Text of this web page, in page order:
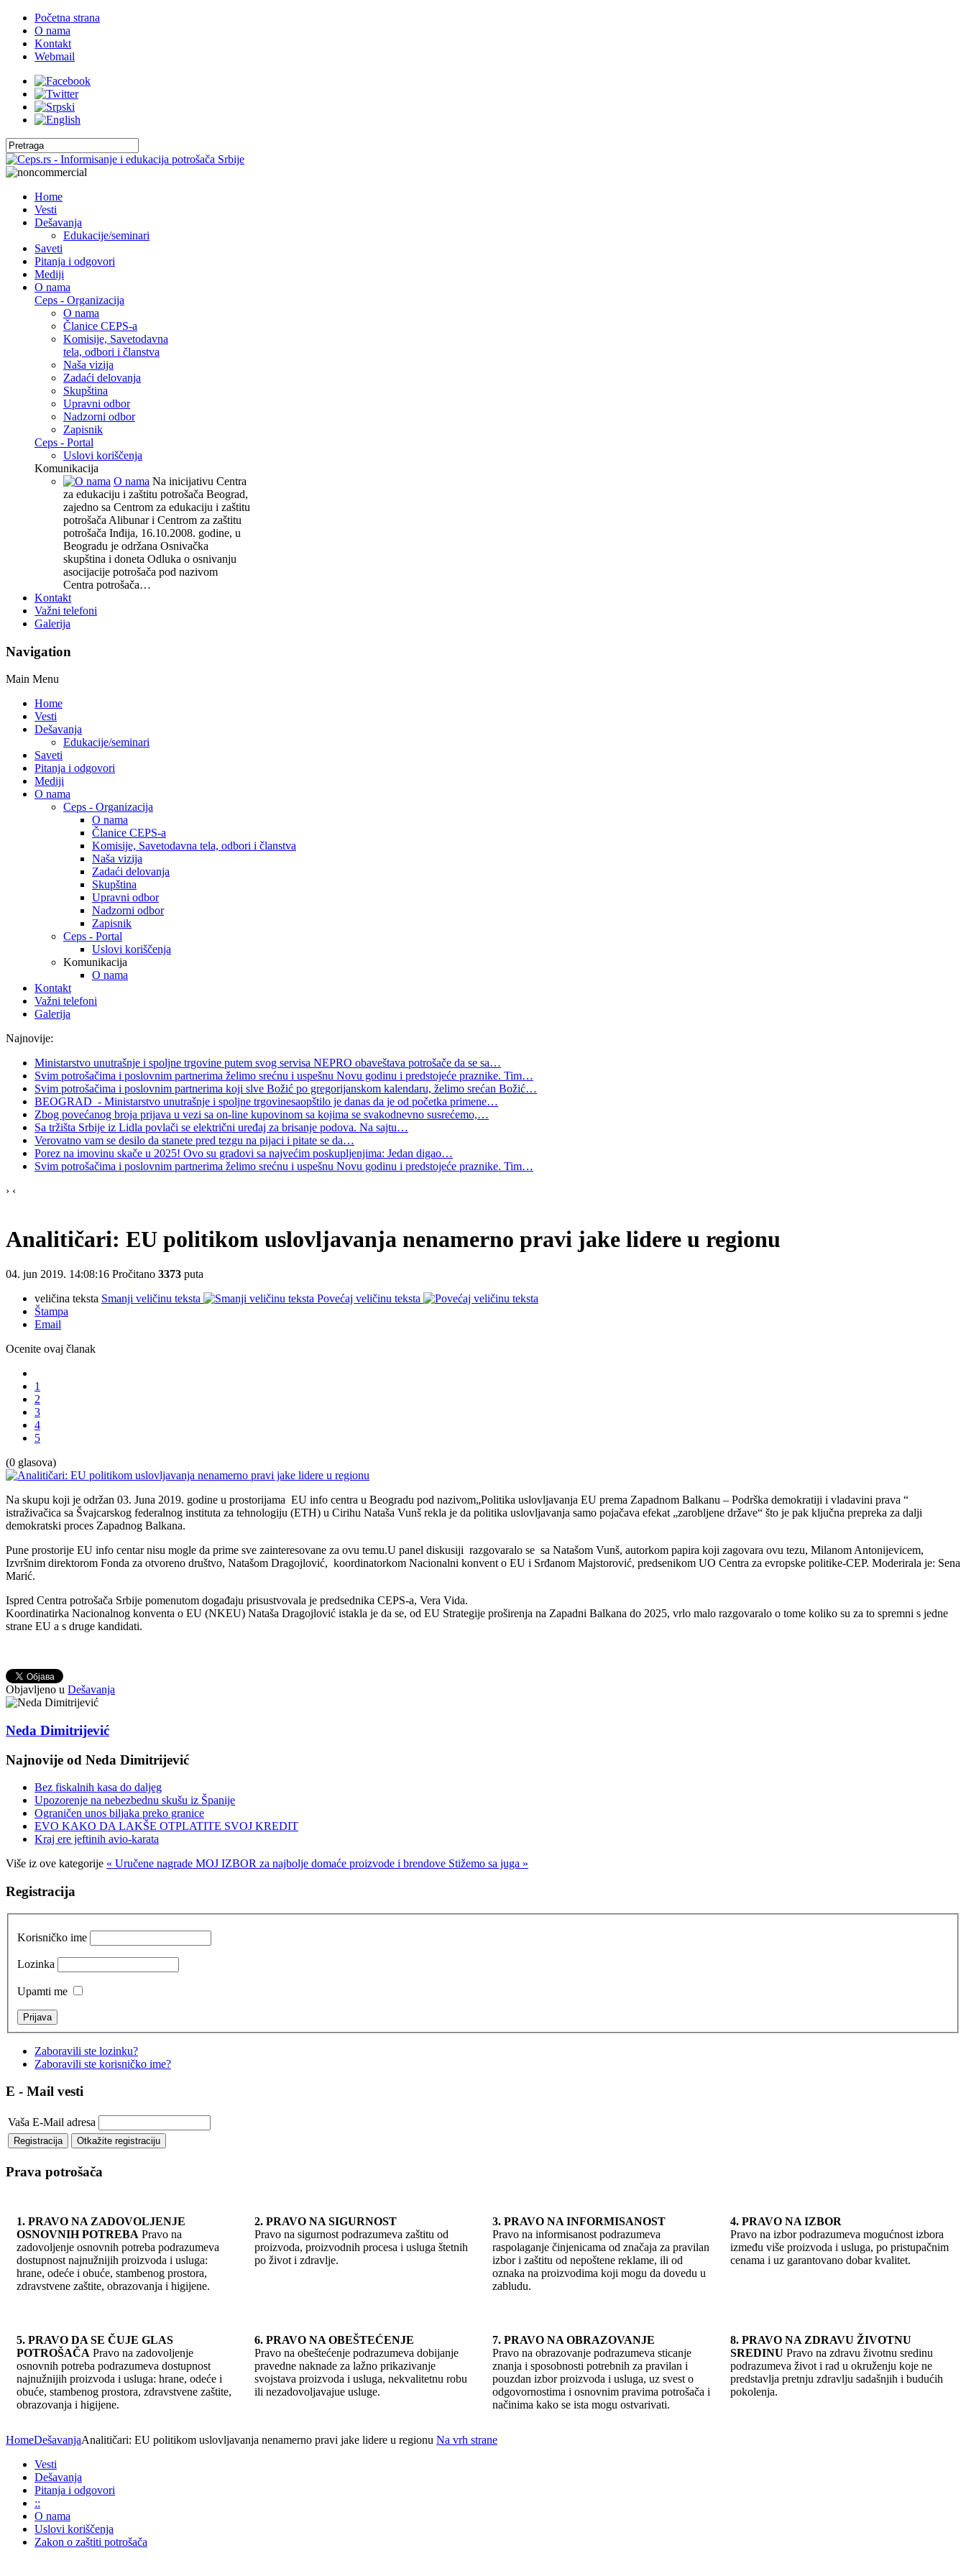
Početna strana
O nama
Kontakt
Webmail
Home
Vesti
Dešavanja
Edukacije/seminari
Saveti
Pitanja i odgovori
Mediji
O nama
Ceps - Organizacija
O nama
Članice CEPS-a
Komisije, Savetodavna
tela, odbori i članstva
Naša vizija
Zadaći delovanja
Skupština
Upravni odbor
Nadzorni odbor
Zapisnik
Ceps - Portal
Uslovi koriščenja
Komunikacija
O nama Na inicijativu Centra
za edukaciju i zaštitu potrošača Beograd,
zajedno sa Centrom za edukaciju i zaštitu
potrošača Alibunar i Centrom za zaštitu
potrošača Inđija, 16.10.2008. godine, u
Beogradu je održana Osnivačka
skupština i doneta Odluka o osnivanju
asocijacije potrošača pod nazivom
Centra potrošača…
Kontakt
Važni telefoni
Galerija
Navigation
Main Menu
Home
Vesti
Dešavanja
Edukacije/seminari
Saveti
Pitanja i odgovori
Mediji
O nama
Ceps - Organizacija
O nama
Članice CEPS-a
Komisije, Savetodavna tela, odbori i članstva
Naša vizija
Zadaći delovanja
Skupština
Upravni odbor
Nadzorni odbor
Zapisnik
Ceps - Portal
Uslovi koriščenja
Komunikacija
O nama
Kontakt
Važni telefoni
Galerija
Najnovije:
Ministarstvo unutrašnje i spoljne trgovine putem svog servisa NEPRO obaveštava potrošače da se sa…
Svim potrošačima i poslovnim partnerima želimo srećnu i uspešnu Novu godinu i predstojeće praznike. Tim…
Svim potrošačima i poslovnim partnerima koji slve Božić po gregorijanskom kalendaru, želimo srećan Božić…
BEOGRAD - Ministarstvo unutrašnje i spoljne trgovinesaopštilo je danas da je od početka primene…
Zbog povećanog broja prijava u vezi sa on-line kupovinom sa kojima se svakodnevno susrećemo,…
Sa tržišta Srbije iz Lidla povlači se električni uređaj za brisanje podova. Na sajtu…
Verovatno vam se desilo da stanete pred tezgu na pijaci i pitate se da…
Porez na imovinu skače u 2025! Ovo su gradovi sa najvećim poskupljenjima: Jedan digao…
Svim potrošačima i poslovnim partnerima želimo srećnu i uspešnu Novu godinu i predstojeće praznike. Tim…
› ‹
Analitičari: EU politikom uslovljavanja nenamerno pravi jake lidere u regionu
04. jun 2019. 14:08:16 Pročitano 3373 puta
veličina teksta Smanji veličinu teksta
Povećaj veličinu teksta
Štampa
Email
Ocenite ovaj članak
1
2
3
4
5
(0 glasova)
Na skupu koji je održan 03. Juna 2019. godine u prostorijama EU info centra u Beogradu pod nazivom„Politika uslovljavanja EU prema Zapadnom Balkanu – Podrška demokratiji i vladavini prava “
istraživačica sa Švajcarskog federalnog instituta za tehnologiju (ETH) u Cirihu Nataša Vunš rekla je da politika uslovljavanja samo pojačava efekat „zarobljene države“ što je pak ključna prepreka za dalji
demokratski proces Zapadnog Balkana.
Pune prostorije EU info centar nisu mogle da prime sve zainteresovane za ovu temu.U panel diskusiji razgovaralo se sa Natašom Vunš, autorkom papira koji zagovara ovu tezu, Milanom Antonijevicem,
Izvršnim direktorom Fonda za otvoreno društvo, Natašom Dragojlović, koordinatorkom Nacionalni konvent o EU i Srđanom Majstorović, predsenikom UO Centra za evropske politike-CEP. Moderirala je: Sena
Marić.
Ispred Centra potrošača Srbije pomenutom događaju prisustvovala je predsednika CEPS-a, Vera Vida.
Koordinatirka Nacionalnog konventa o EU (NKEU) Nataša Dragojlović istakla je da se, od EU Strategije proširenja na Zapadni Balkana do 2025, vrlo malo razgovaralo o tome koliko su za to spremni s jedne
strane EU a s druge kandidati.
Objavljeno u Dešavanja
Neda Dimitrijević
Najnovije od Neda Dimitrijević
Bez fiskalnih kasa do daljeg
Upozorenje na nebezbednu skušu iz Španije
Ograničen unos biljaka preko granice
EVO KAKO DA LAKŠE OTPLATITE SVOJ KREDIT
Kraj ere jeftinih avio-karata
Više iz ove kategorije « Uručene nagrade MOJ IZBOR za najbolje domaće proizvode i brendove Stižemo sa juga »
Registracija
Korisničko ime
Lozinka
Upamti me
Zaboravili ste lozinku?
Zaboravili ste korisničko ime?
E - Mail vesti
Vaša E-Mail adresa
Prava potrošača
1. PRAVO NA ZADOVOLJENJE
OSNOVNIH POTREBA Pravo na
zadovoljenje osnovnih potreba podrazumeva
dostupnost najnužnijih proizvoda i usluga:
hrane, odeće i obuće, stambenog prostora,
zdravstvene zaštite, obrazovanja i higijene.
2. PRAVO NA SIGURNOST
Pravo na sigurnost podrazumeva zaštitu od
proizvoda, proizvodnih procesa i usluga štetnih
po život i zdravlje.
3. PRAVO NA INFORMISANOST
Pravo na informisanost podrazumeva
raspolaganje činjenicama od značaja za pravilan
izbor i zaštitu od nepoštene reklame, ili od
oznaka na proizvodima koji mogu da dovedu u
zabludu.
4. PRAVO NA IZBOR
Pravo na izbor podrazumeva mogućnost izbora
između više proizvoda i usluga, po pristupačnim
cenama i uz garantovano dobar kvalitet.
5. PRAVO DA SE ČUJE GLAS
POTROŠAČA Pravo na zadovoljenje
osnovnih potreba podrazumeva dostupnost
najnužnijih proizvoda i usluga: hrane, odeće i
obuće, stambenog prostora, zdravstvene zaštite,
obrazovanja i higijene.
6. PRAVO NA OBEŠTEĆENJE
Pravo na obeštećenje podrazumeva dobijanje
pravedne naknade za lažno prikazivanje
svojstava proizvoda i usluga, nekvalitetnu robu
ili nezadovoljavajue usluge.
7. PRAVO NA OBRAZOVANJE
Pravo na obrazovanje podrazumeva sticanje
znanja i sposobnosti potrebnih za pravilan i
pouzdan izbor proizvoda i usluga, uz svest o
odgovornostima i osnovnim pravima potrošača i
načinima kako se ista mogu ostvarivati.
8. PRAVO NA ZDRAVU ŽIVOTNU
SREDINU Pravo na zdravu životnu sredinu
podrazumeva život i rad u okruženju koje ne
predstavlja pretnju zdravlju sadašnjih i budućih
pokolenja.
HomeDešavanjaAnalitičari: EU politikom uslovljavanja nenamerno pravi jake lidere u regionu Na vrh strane
Vesti
Dešavanja
Pitanja i odgovori
::
O nama
Uslovi koriščenja
Zakon o zaštiti potrošača